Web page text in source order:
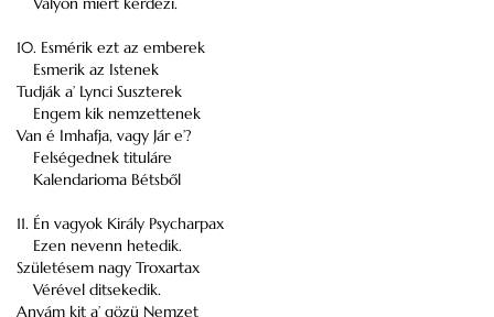
10. Esmérik ezt az emberek
Esmerik az Istenek
Tudják a’ Lynci Suszterek
Engem kik nemzettenek
Van é Imhafja, vagy Jár e’?
Felségednek tituláre
Kalendarioma Bétsből
11. Én vagyok Király Psycharpax
Ezen nevenn hetedik.
Születésem nagy Troxartax
Vérével ditsekedik.
Anyám kit a’ gözü Nemzet